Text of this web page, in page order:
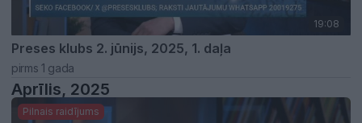
19:08
Preses klubs 2. jūnijs, 2025, 1. daļa
pirms 1 gada
Aprīlis, 2025
Pilnais raidījums